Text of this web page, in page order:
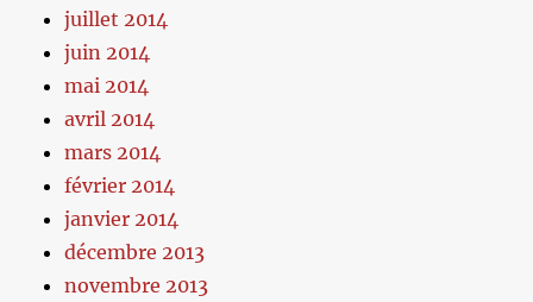
juillet 2014
juin 2014
mai 2014
avril 2014
mars 2014
février 2014
janvier 2014
décembre 2013
novembre 2013